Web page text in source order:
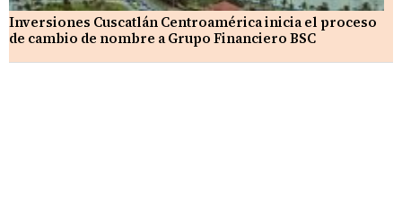
Inversiones Cuscatlán Centroamérica inicia el proceso
de cambio de nombre a Grupo Financiero BSC